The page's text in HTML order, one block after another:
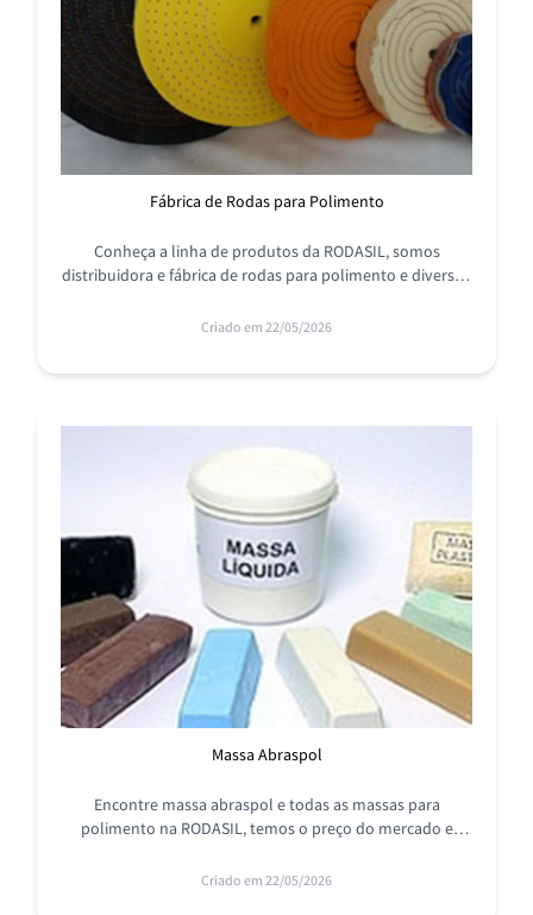
Fábrica de Rodas para Polimento
Conheça a linha de produtos da RODASIL, somos
distribuidora e fábrica de rodas para polimento e diversos
Criado em 22/05/2026
Massa Abraspol
Encontre massa abraspol e todas as massas para
polimento na RODASIL, temos o preço do mercado e
adequadas, conheça já!
Criado em 22/05/2026